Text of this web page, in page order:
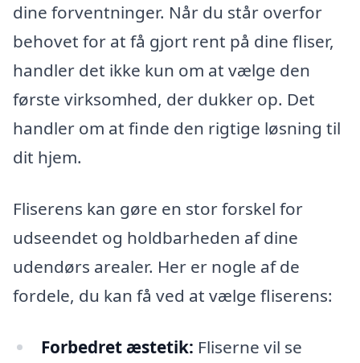
dine forventninger. Når du står overfor
behovet for at få gjort rent på dine fliser,
handler det ikke kun om at vælge den
første virksomhed, der dukker op. Det
handler om at finde den rigtige løsning til
dit hjem.
Fliserens kan gøre en stor forskel for
udseendet og holdbarheden af dine
udendørs arealer. Her er nogle af de
fordele, du kan få ved at vælge fliserens:
Forbedret æstetik: Fliserne vil se